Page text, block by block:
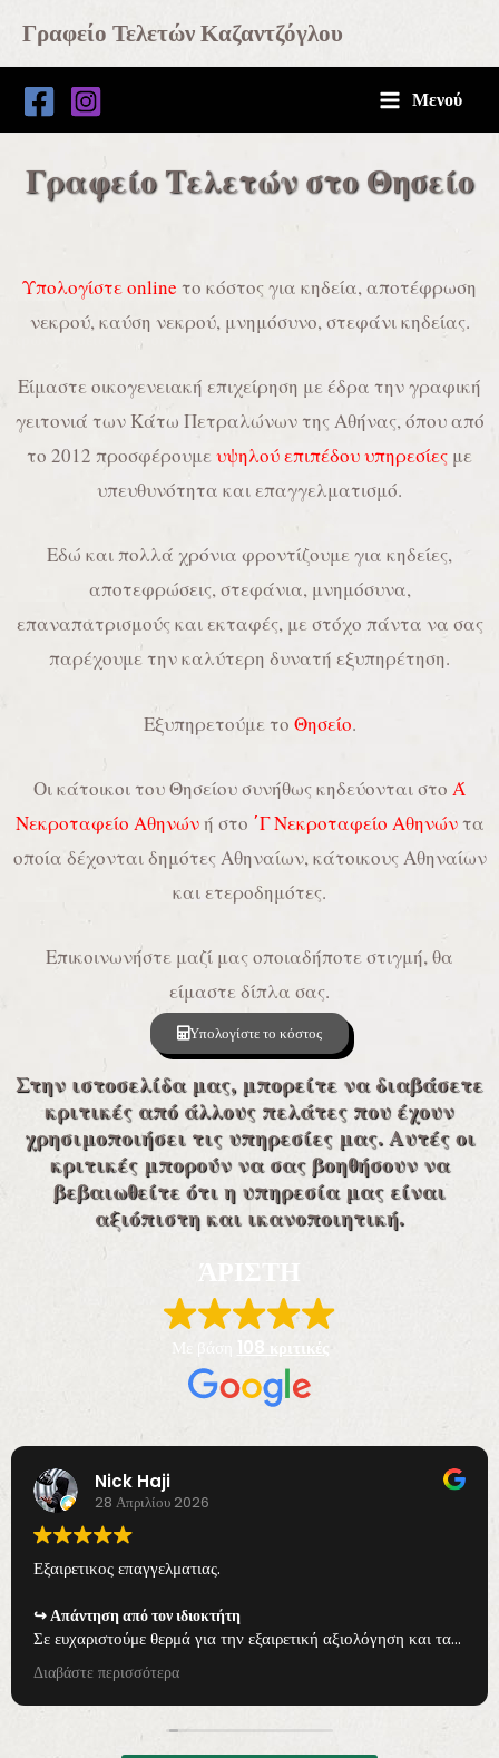
περιεχόμενο
Γραφείο Τελετών Καζαντζόγλου
Menu
Μενού
Θησείο - Γραφείο κηδειών στο Θησείο - grafeio teletwn thiseio -
- Κηδεία Θησείο - Τελετή Θησείο - Μνημόσυνο Θησείο - Φθηνή
Θησείο - Καύση νεκρών Θησείο
Γραφείο Τελετών στο Θησείο
Υπολογίστε online το κόστος για κηδεία, αποτέφρωση
νεκρού, καύση νεκρού, μνημόσυνο, στεφάνι κηδείας.
Είμαστε οικογενειακή επιχείρηση με έδρα την γραφική
γειτονιά των Κάτω Πετραλώνων της Αθήνας, όπου από
το 2012 προσφέρουμευψηλού επιπέδου υπηρεσίες με
υπευθυνότητα και επαγγελματισμό.
Εδώ και πολλά χρόνια φροντίζουμε για κηδείες,
αποτεφρώσεις, στεφάνια, μνημόσυνα,
επαναπατρισμούς και εκταφές, με στόχο πάντα να σας
παρέχουμε την καλύτερη δυνατή εξυπηρέτηση.
Εξυπηρετούμε το Θησείο.
Οι κάτοικοι του Θησείου συνήθως κηδεύονται στο Ά
Νεκροταφείο Αθηνώνή στο ΄Γ Νεκροταφείο Αθηνώντα
οποία δέχονται δημότες Αθηναίων, κάτοικους Αθηναίων
και ετεροδημότες.
Επικοινωνήστε μαζί μας οποιαδήποτε στιγμή, θα
είμαστε δίπλα σας.
Υπολογίστε το κόστος
Στην ιστοσελίδα μας, μπορείτε να διαβάσετε
κριτικές από άλλους πελάτες που έχουν
χρησιμοποιήσει τις υπηρεσίες μας. Αυτές οι
κριτικές μπορούν να σας βοηθήσουν να
βεβαιωθείτε ότι η υπηρεσία μας είναι
αξιόπιστη και ικανοποιητική.
ΆΡΙΣΤΗ
Με βάση 108 κριτικές
Nick Haji
28 Απριλίου 2026
Εξαιρετικος επαγγελματιας.
Απάντηση από τον ιδιοκτήτη
Σε ευχαριστούμε θερμά για την εξαιρετική αξιολόγηση και τα
όμορφα λόγια! Η εμπιστοσύνη σου είναι για εμάς η μεγαλύτερη
επιβράβευση και μας δίνει δύναμη να συνεχίζουμε να
προσφέρουμε επαγγελματικές και αξιόπιστες υπηρεσίες με
σεβασμό και συνέπεια. Είμαστε πάντα δίπλα σου για οτιδήποτε
Διαβάστε περισσότερα